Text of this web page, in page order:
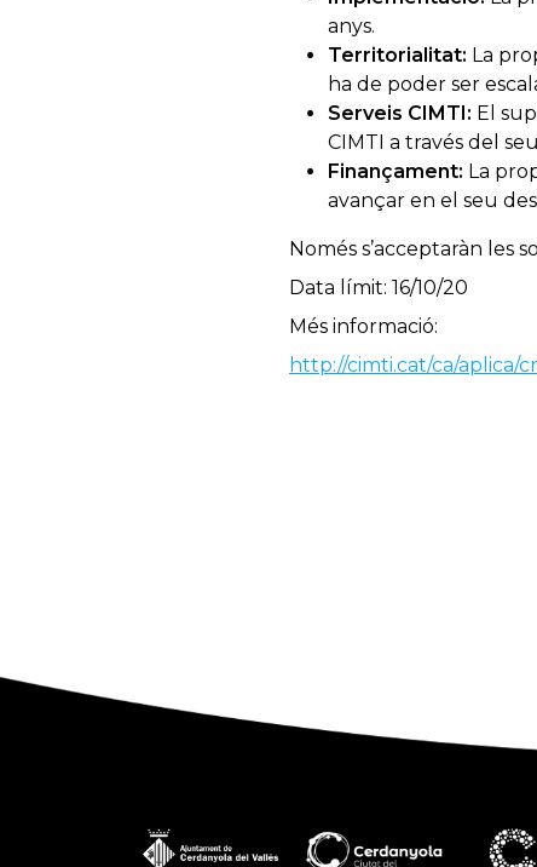
anys.
Territorialitat: La
ha de poder ser
Serveis CIMTI: El
CIMTI a través del seu
Finançament: La
avançar en el seu
Només s’acceptaràn les
Data límit: 16/10/20
Més informació:
http://cimti.cat/ca/aplica/